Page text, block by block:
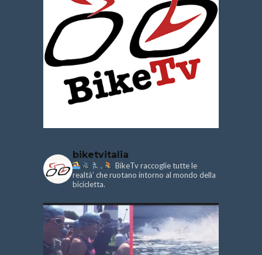
biketvitalia
.
BikeTv raccoglie tutte le
realtà’ che ruotano intorno al mondo della
bicicletta.